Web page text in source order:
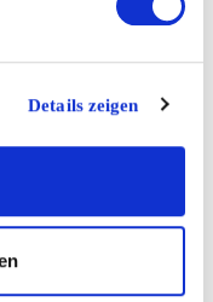
Details zeigen
professionelle